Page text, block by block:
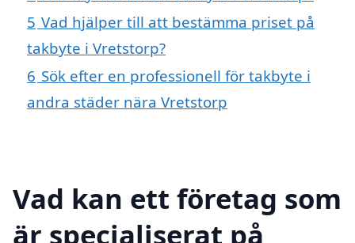
5 Vad hjälper till att bestämma priset på
takbyte i Vretstorp?
6 Sök efter en professionell för takbyte i
andra städer nära Vretstorp
Vad kan ett företag som
är specialiserat på